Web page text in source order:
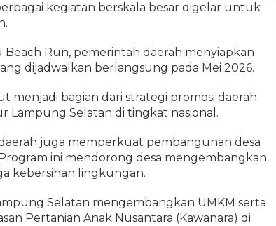
kegiatan berskala besar digelar untuk
Beach Run, pemerintah daerah menyiapkan
dijadwalkan berlangsung pada Mei 2026.
menjadi bagian dari strategi promosi daerah
Lampung Selatan di tingkat nasional.
juga memperkuat pembangunan desa
ini mendorong desa mengembangkan
kebersihan lingkungan.
Selatan mengembangkan UMKM serta
Pertanian Anak Nusantara (Kawanara) di